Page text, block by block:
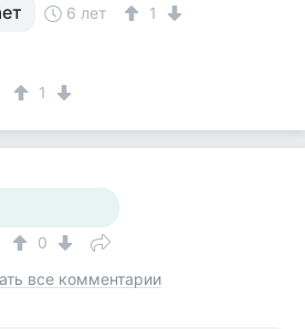
6 лет 1
1
0
все комментарии